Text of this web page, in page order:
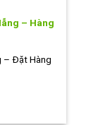
– Hàng
– Đặt Hàng